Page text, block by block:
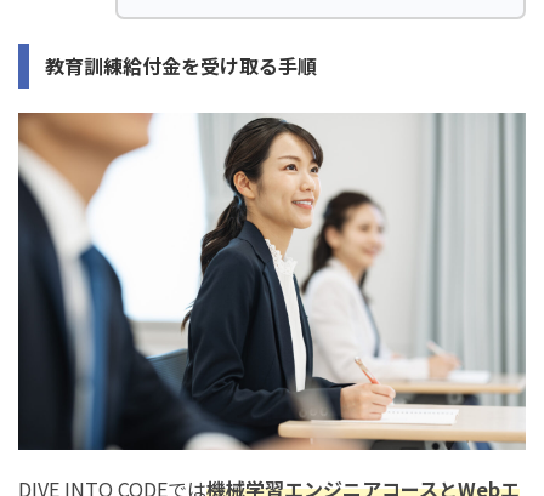
教育訓練給付金を受け取る手順
DIVE INTO CODEでは機械学習エンジニアコースとWebエ